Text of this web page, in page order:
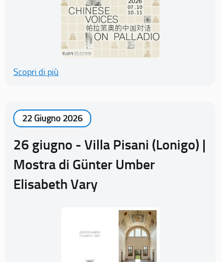
Scopri di più
22 Giugno 2026
26 giugno - Villa Pisani (Lonigo) |
Mostra di Günter Umber
Elisabeth Vary